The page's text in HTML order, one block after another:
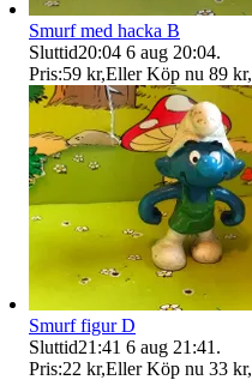
Smurf med hacka B
Sluttid20:04 6 aug 20:04.
Pris:59 kr,Eller Köp nu 89 kr,
Smurf figur D
Sluttid21:41 6 aug 21:41 .
Pris:22 kr,Eller Köp nu 33 kr,